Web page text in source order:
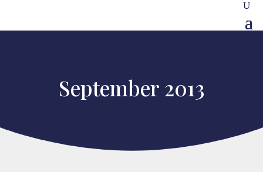
September 2013